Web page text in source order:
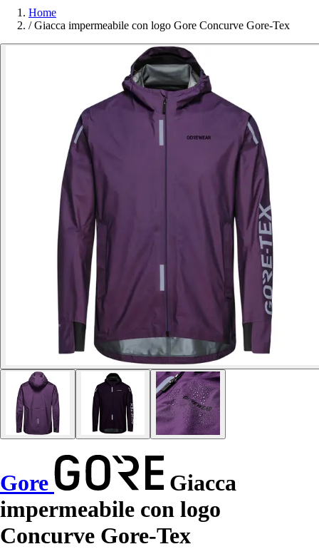
Home
/ Giacca impermeabile con logo Gore Concurve Gore-Tex
Gore
Giacca
impermeabile con logo
Concurve Gore-Tex